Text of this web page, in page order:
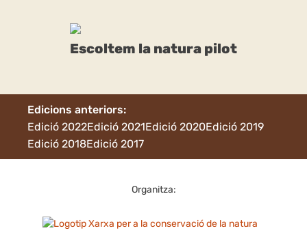
Escoltem la natura pilot
Edicions anteriors:
Edició 2022Edició 2021Edició 2020Edició 2019
Edició 2018Edició 2017
Organitza: